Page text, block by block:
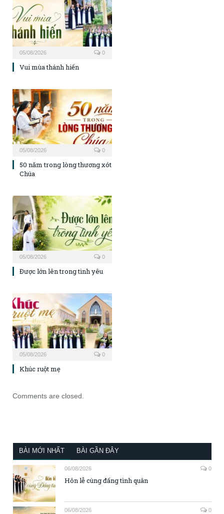
05/08/2026 0
Vui mùa thánh hiến
05/08/2026 0
50 năm trong lòng thương xót
Chúa
05/08/2026 0
Được lớn lên trong tình yêu
05/08/2026 0
Khúc ruột mẹ
Comments are closed.
BÀI MỚI NHẤT BÀI GẦN ĐÂY
06/08/2026 0
Hôn lễ cùng đấng tình quân
06/08/2026 0